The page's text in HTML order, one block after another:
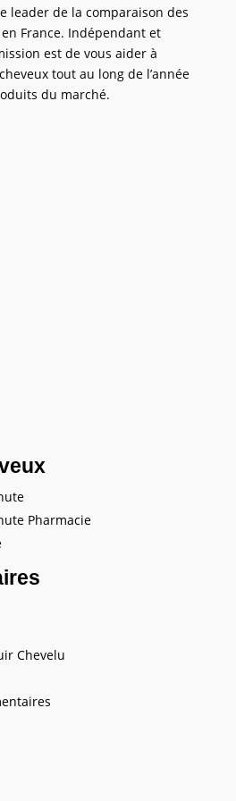
leader de la comparaison des
France. Indépendant et
est de vous aider à
tout au long de l’année
du marché.
Pharmacie
Chevelu